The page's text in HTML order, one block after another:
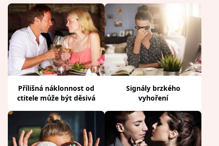
Přílišná náklonnost od
ctitele může být děsivá
Signály brzkého
vyhoření